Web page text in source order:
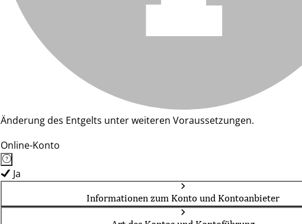
Änderung des Entgelts unter weiteren Voraussetzungen.
Online-Konto
Ja
Informationen zum Konto und Kontoanbieter